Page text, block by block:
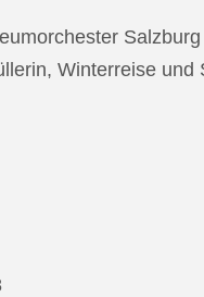
Winterreise und